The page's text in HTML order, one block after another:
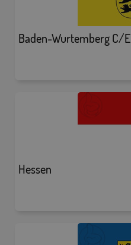
Baden-Wurtemberg C/E
Hessen